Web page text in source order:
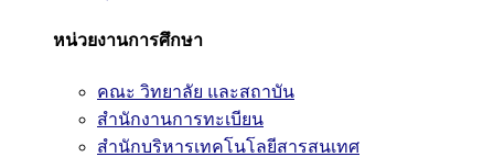
หน่วยงานการศึกษา
คณะ วิทยาลัย และสถาบัน
สำนักงานการทะเบียน
สำนักบริหารเทคโนโลยีสารสนเทศ